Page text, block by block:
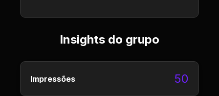
Insights do grupo
Impressões 50